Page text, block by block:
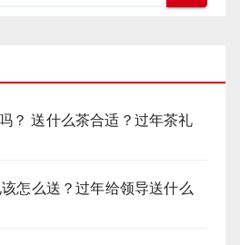
？ 送什么茶合适？过年茶礼
怎么送？过年给领导送什么